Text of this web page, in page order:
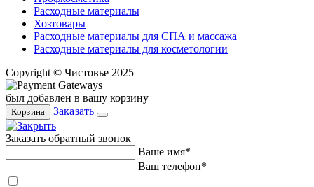
Расходные материалы
Хозтовары
Расходные материалы для СПА и массажа
Расходные материалы для косметологии
Copyright © Чистовье 2025
был добавлен в вашу корзину
Корзина Заказать
Заказать обратный звонок
Ваше имя*
Ваш телефон*